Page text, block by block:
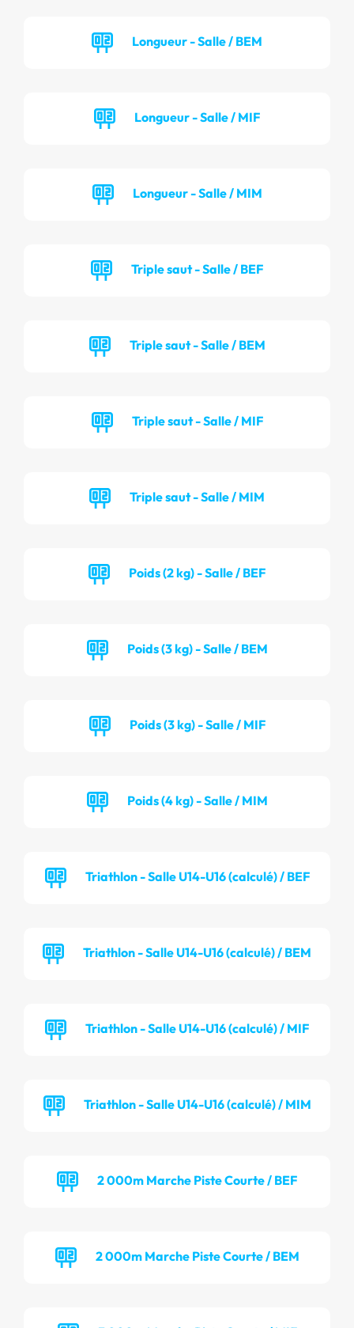
Longueur - Salle / BEM
Longueur - Salle / MIF
Longueur - Salle / MIM
Triple saut - Salle / BEF
Triple saut - Salle / BEM
Triple saut - Salle / MIF
Triple saut - Salle / MIM
Poids (2 kg) - Salle / BEF
Poids (3 kg) - Salle / BEM
Poids (3 kg) - Salle / MIF
Poids (4 kg) - Salle / MIM
Triathlon - Salle U14-U16 (calculé) / BEF
Triathlon - Salle U14-U16 (calculé) / BEM
Triathlon - Salle U14-U16 (calculé) / MIF
Triathlon - Salle U14-U16 (calculé) / MIM
2 000m Marche Piste Courte / BEF
2 000m Marche Piste Courte / BEM